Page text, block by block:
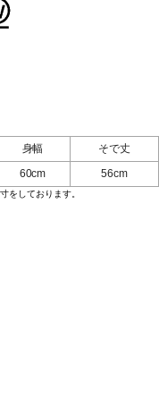
身幅
そで丈
60cm 56cm
をしております。